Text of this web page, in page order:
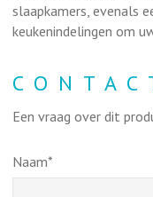
slaapkamers, evenals
keukenindelingen om
Een vraag over dit
Naam*